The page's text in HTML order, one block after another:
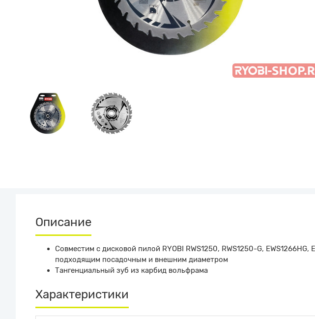
Описание
Совместим с дисковой пилой RYOBI RWS1250, RWS1250-G,
подходящим посадочным и внешним диаметром
Тангенциальный зуб из карбид вольфрама
Характеристики